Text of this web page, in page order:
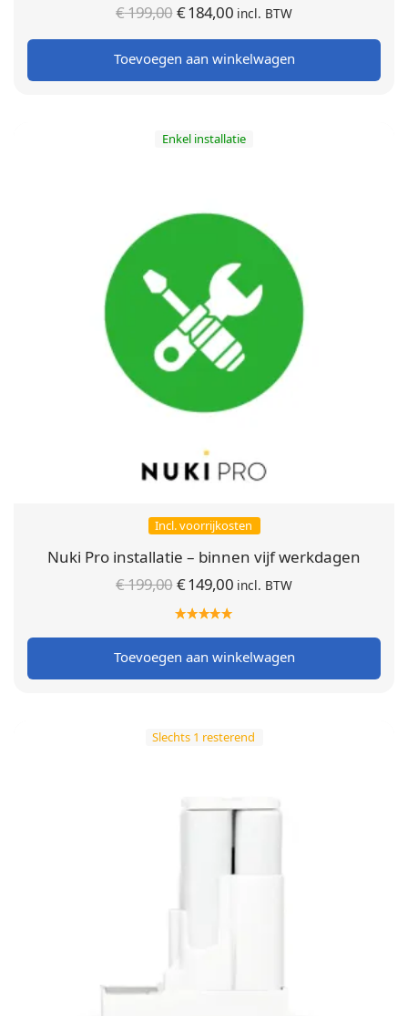
€199,00Oorspronkelijke
prijs was:
€ 199,00.
€184,00 Huidige
prijs is:
€ 184,00.
incl. BTW
Toevoegen aan winkelwagen
Enkel installatie
Incl. voorrijkosten
Nuki Pro installatie – binnen vijf werkdagen
€199,00Oorspronkelijke
prijs was:
€ 199,00.
€149,00 Huidige
€ 149,00.
incl. BTW
Toevoegen aan winkelwagen
Slechts 1 resterend